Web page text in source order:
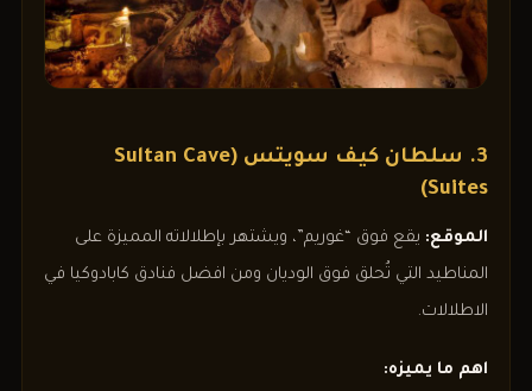
3. سلطان كيف سويتس (Sultan Cave
Suites)
الموقع: يقع فوق “غوريم”، ويشتهر بإطلالاته المميزة على
المناطيد التي تُحلق فوق الوديان ومن افضل فنادق كابادوكيا في
الاطلالات.
اهم ما يميزه: